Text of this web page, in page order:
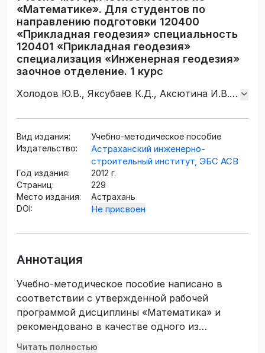
«Математике». Для студентов по
направлению подготовки 120400
«Прикладная геодезия» специальность
120401 «Прикладная геодезия»
специализация «Инженерная геодезия»
заочное отделение. 1 курс
Холодов Ю.В., Яксубаев К.Д., Аксютина И.В.,
Вид издания:
Учебно-методическое пособие
Издательство:
Астраханский инженерно-
строительный институт, ЭБС АСВ
Год издания:
2012 г.
Страниц:
229
Место издания:
Астрахань
DOI:
Не присвоен
Аннотация
Учебно-методическое пособие написано в
соответствии с утвержденной рабочей
программой дисциплины «Математика» и
рекомендовано в качестве одного из
источников для изучения данного курса, а
Читать полностью